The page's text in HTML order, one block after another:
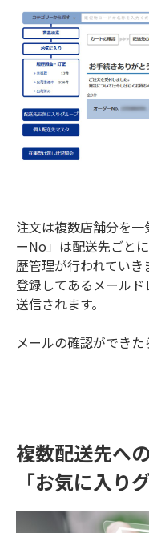
注文は複数店舗分を
ーNo」は配送先ごと
歴管理が行われていき
登録してあるメール
送信されます。
メールの確認ができた
複数配送先へ
「お気に入り